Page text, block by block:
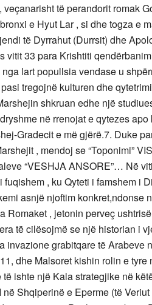
të perandorit romak
e Hyut Lar , si dhe togza e
të Dyrrahut (Durrsit) dhe
33 para Krishtiti
lart popullsia vendase u
tregojnë kulturen dhe
shkruan edhe një
në rrenojat e qytezes
Gradecit e më gjërë.7. Duke
, mendoj se “Toponimi”
“VESHJA ANSORE”… Në
fuqishem , ku Qyteti i famshem i
asnjë njoftim konkret,ndonse
Romaket , jetonin perveç
të cilësojmë se një historian i
invazione grabitqare të Arabeve
dhe Malsoret kishin rolin e
ishte një Kala strategjike në
Shqiperinë e Eperme (të